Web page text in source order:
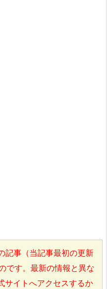
記事（当記事最初の更新
です。最新の情報と異な
サイトへアクセスするか